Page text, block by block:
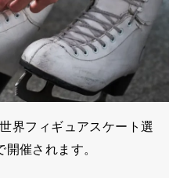
界フィギュアスケート選
催されます。